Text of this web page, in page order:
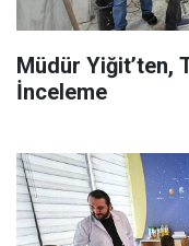
Müdür Yiğit’ten,
İnceleme